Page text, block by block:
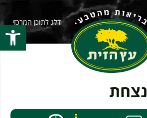
פתח
דלג לתוכן המרכזי